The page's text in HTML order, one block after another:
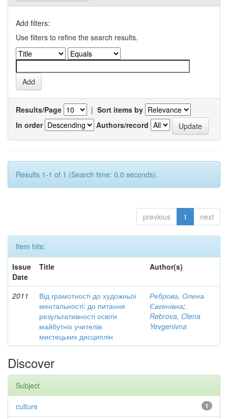
Add filters:
Use filters to refine the search results.
Results/Page | Sort items by
In order
Authors/record
Results 1-1 of 1 (Search time: 0.0 seconds).
previous 1 next
Item hits:
Issue
Date
Title Author(s)
2011
Від грамотності до художньої
ментальності: до питання
результативності освіти
майбутніх учителів
мистецьких дисциплін
Реброва, Олена
Євгенівна;
Rebrova, Olena
Yevgenivna
Discover
Subject
1
culture